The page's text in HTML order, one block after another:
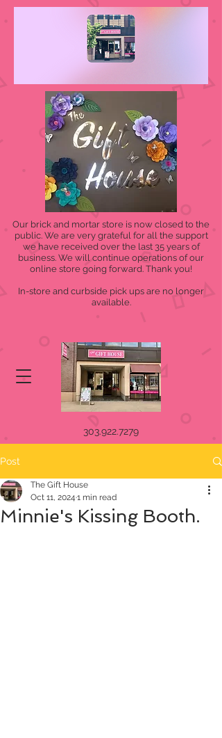
Our brick and mortar store is now closed to the
public. We are very grateful for all the support
we have received over the last 35 years of
business. We will continue operations of our
online store going forward. Thank you!
In-store and curbside pick ups are no longer
available.
303.922.7279
Post
Minnie's Kissing Booth.
The Gift House
Oct 11, 2024 1 min read